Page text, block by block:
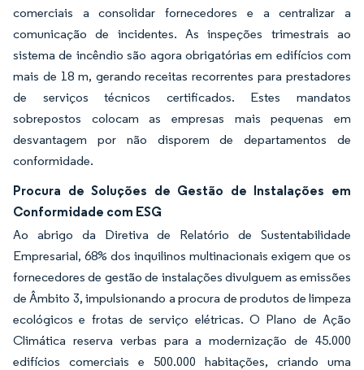
comerciais a consolidar fornecedores e a centralizar a
comunicação de incidentes. As inspeções trimestrais ao
sistema de incêndio são agora obrigatórias em edifícios com
mais de 18 m, gerando receitas recorrentes para prestadores
de serviços técnicos certificados. Estes mandatos
sobrepostos colocam as empresas mais pequenas em
desvantagem por não disporem de departamentos de
conformidade.
Procura de Soluções de Gestão de Instalações em
Conformidade com ESG
Ao abrigo da Diretiva de Relatório de Sustentabilidade
Empresarial, 68% dos inquilinos multinacionais exigem que os
fornecedores de gestão de instalações divulguem as emissões
de Âmbito 3, impulsionando a procura de produtos de limpeza
ecológicos e frotas de serviço elétricas. O Plano de Ação
Climática reserva verbas para a modernização de 45.000
edifícios comerciais e 500.000 habitações, criando uma